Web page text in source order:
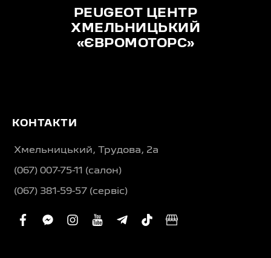
PEUGEOT ЦЕНТР
ХМЕЛЬНИЦЬКИЙ
«ЄВРОМОТОРС»
КОНТАКТИ
Хмельницький, Трудова, 2а
(067) 007-75-11 (салон)
(067) 381-59-57 (сервіс)
facebook
facebook-
instagram
youtube
telegram-
tiktokbusiness